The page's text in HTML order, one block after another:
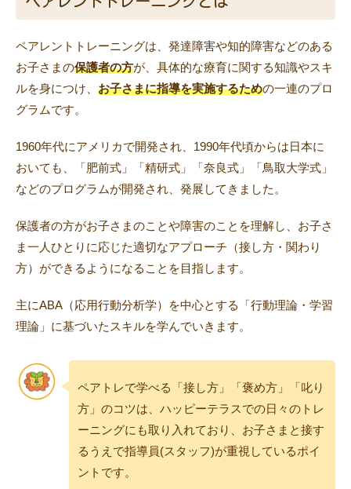
ペアレントトレーニングは、発達障害や知的障害などのある
お子さまの保護者の方が、具体的な療育に関する知識やスキ
ルを身につけ、 お子さまに指導を実施するための一連のプロ
グラムです。
1960年代にアメリカで開発され、1990年代頃からは日本に
おいても、「肥前式」「精研式」「奈良式」「鳥取大学式」
などのプログラムが開発され、発展してきました。
保護者の方がお子さまのことや障害のことを理解し、お子さ
ま一人ひとりに応じた適切なアプローチ（接し方・関わり
方）ができるようになることを目指します。
主にABA（応用行動分析学）を中心とする「行動理論・学習
理論」に基づいたスキルを学んでいきます。
ペアトレで学べる「接し方」「褒め方」「叱り
方」のコツは、ハッピーテラスでの日々のトレ
ーニングにも取り入れており、お子さまと接す
るうえで指導員(スタッフ)が重視しているポイ
ントです。